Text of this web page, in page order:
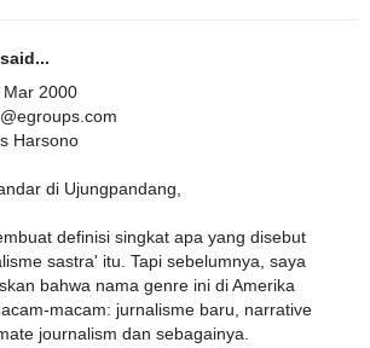
Mar 2000
Harsono
di Ujungpandang,
definisi singkat apa yang disebut
sastra' itu. Tapi sebelumnya, saya
bahwa nama genre ini di Amerika
macam: jurnalisme baru, narrative
journalism dan sebagainya.